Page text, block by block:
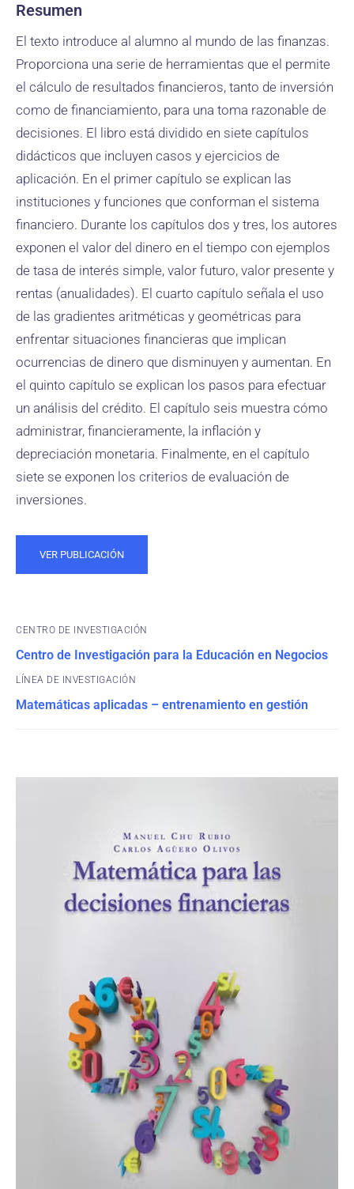
Resumen
El texto introduce al alumno al mundo de las finanzas.
Proporciona una serie de herramientas que el permite
el cálculo de resultados financieros, tanto de inversión
como de financiamiento, para una toma razonable de
decisiones. El libro está dividido en siete capítulos
didácticos que incluyen casos y ejercicios de
aplicación. En el primer capítulo se explican las
instituciones y funciones que conforman el sistema
financiero. Durante los capítulos dos y tres, los autores
exponen el valor del dinero en el tiempo con ejemplos
de tasa de interés simple, valor futuro, valor presente y
rentas (anualidades). El cuarto capítulo señala el uso
de las gradientes aritméticas y geométricas para
enfrentar situaciones financieras que implican
ocurrencias de dinero que disminuyen y aumentan. En
el quinto capítulo se explican los pasos para efectuar
un análisis del crédito. El capítulo seis muestra cómo
administrar, financieramente, la inflación y
depreciación monetaria. Finalmente, en el capítulo
siete se exponen los criterios de evaluación de
inversiones.
VER PUBLICACIÓN
CENTRO DE INVESTIGACIÓN
Centro de Investigación para la Educación en Negocios
Matemáticas aplicadas – entrenamiento en gestión